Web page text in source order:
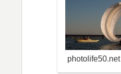
photolife50.net